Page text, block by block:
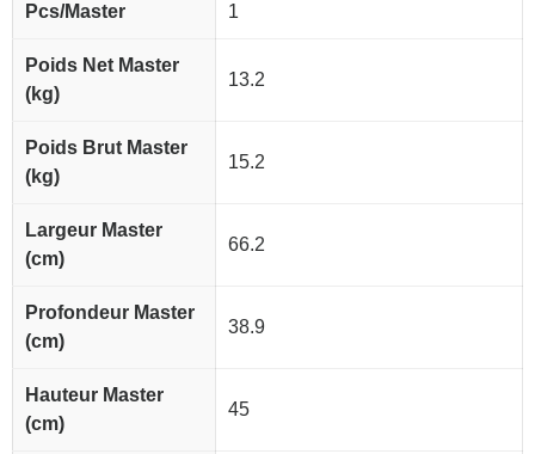
Pcs/Master 1
Poids Net Master
(kg)
13.2
Poids Brut Master
(kg)
15.2
Largeur Master
(cm)
66.2
Profondeur Master
(cm)
38.9
Hauteur Master
(cm)
45